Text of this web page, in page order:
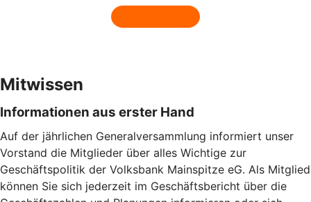
Mitwissen
Informationen aus erster Hand
Auf der jährlichen Generalversammlung informiert unser
Vorstand die Mitglieder über alles Wichtige zur
Geschäftspolitik der Volksbank Mainspitze eG. Als Mitglied
können Sie sich jederzeit im Geschäftsbericht über die